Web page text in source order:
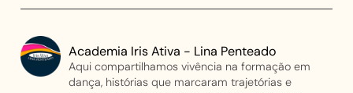
Academia Iris Ativa - Lina Penteado
Aqui compartilhamos vivência na formação em
dança, histórias que marcaram trajetórias e